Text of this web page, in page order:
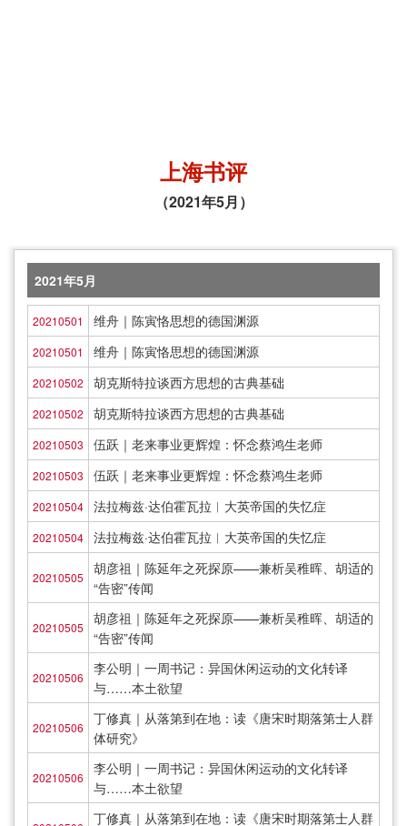
上海书评
（2021年5月）
2021年5月
20210501 维舟｜陈寅恪思想的德国渊源
20210501 维舟｜陈寅恪思想的德国渊源
20210502 胡克斯特拉谈西方思想的古典基础
20210502 胡克斯特拉谈西方思想的古典基础
20210503 伍跃｜老来事业更辉煌：怀念蔡鸿生老师
20210503 伍跃｜老来事业更辉煌：怀念蔡鸿生老师
20210504 法拉梅兹·达伯霍瓦拉︱大英帝国的失忆症
20210504 法拉梅兹·达伯霍瓦拉︱大英帝国的失忆症
20210505
胡彦祖｜陈延年之死探原——兼析吴稚晖、胡适的
“告密”传闻
20210505
胡彦祖｜陈延年之死探原——兼析吴稚晖、胡适的
“告密”传闻
20210506
李公明｜一周书记：异国休闲运动的文化转译
与……本土欲望
20210506
丁修真｜从落第到在地：读《唐宋时期落第士人群
体研究》
20210506
李公明｜一周书记：异国休闲运动的文化转译
与……本土欲望
丁修真｜从落第到在地：读《唐宋时期落第士人群